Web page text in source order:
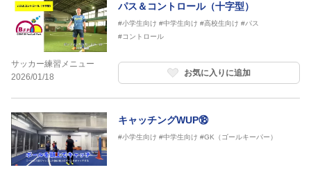
サッカー練習メニュー
2026/01/18
パス＆コントロール（十字型）
#小学生向け #中学生向け #高校生向け #パス
#コントロール
お気に入りに追加
キャッチングWUP⑱
#小学生向け #中学生向け #GK（ゴールキーパー）